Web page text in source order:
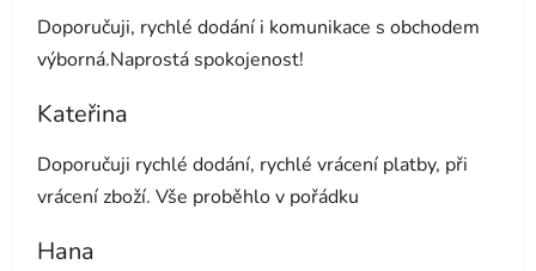
Doporučuji, rychlé dodání i komunikace s obchodem
výborná.Naprostá spokojenost!
Kateřina
Doporučuji rychlé dodání, rychlé vrácení platby, při
vrácení zboží. Vše proběhlo v pořádku
Hana